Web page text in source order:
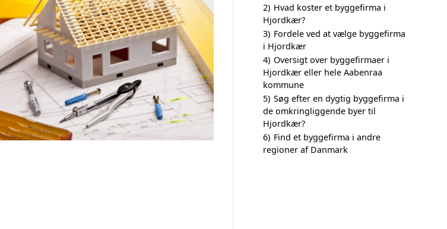
2) Hvad koster et byggefirma i
Hjordkær?
3) Fordele ved at vælge byggefirma
i Hjordkær
4) Oversigt over byggefirmaer i
Hjordkær eller hele Aabenraa
kommune
5) Søg efter en dygtig byggefirma i
de omkringliggende byer til
Hjordkær?
6) Find et byggefirma i andre
regioner af Danmark